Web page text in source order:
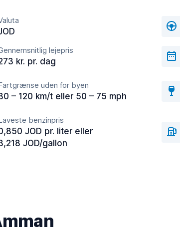
lejepris
kr. pr. dag
uden for byen
– 120 km/t eller 50 – 75 mph
benzinpris
JOD pr. liter eller
JOD/gallon